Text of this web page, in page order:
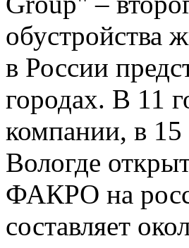
обустройства
в России
городах. В 11
компании, в
Вологде
ФАКРО на
составляет